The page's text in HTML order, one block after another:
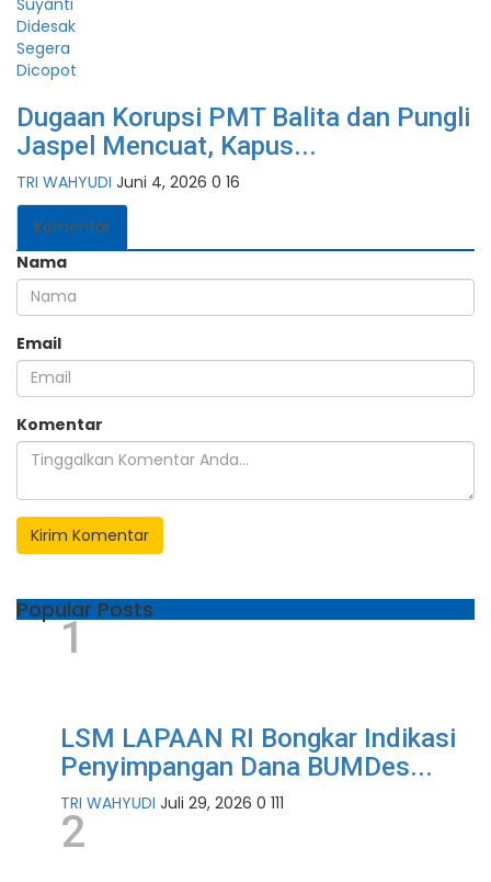
Dugaan Korupsi PMT Balita dan Pungli
Jaspel Mencuat, Kapus...
TRI WAHYUDI Juni 4, 2026 0 16
Komentar
Nama
Email
Komentar
Kirim Komentar
Popular Posts
1
LSM LAPAAN RI Bongkar Indikasi
Penyimpangan Dana BUMDes...
TRI WAHYUDI Juli 29, 2026 0 111
2